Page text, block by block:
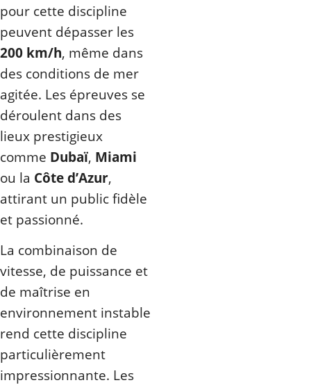
pour cette discipline
peuvent dépasser les
200 km/h, même dans
des conditions de mer
agitée. Les épreuves se
déroulent dans des
lieux prestigieux
comme Dubaï, Miami
ou la Côte d’Azur,
attirant un public fidèle
et passionné.
La combinaison de
vitesse, de puissance et
de maîtrise en
environnement instable
rend cette discipline
particulièrement
impressionnante. Les